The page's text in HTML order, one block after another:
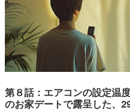
第８話：エアコンの設定温
のお家デートで露呈した、